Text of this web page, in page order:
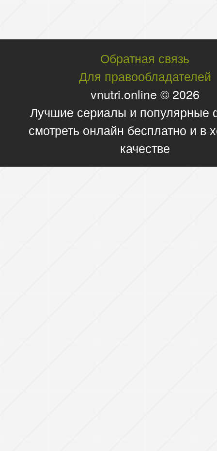
Обратная связь
Для правообладателей
vnutri.online © 2026
Лучшие сериалы и
смотреть онлайн бесплатно и в
качестве